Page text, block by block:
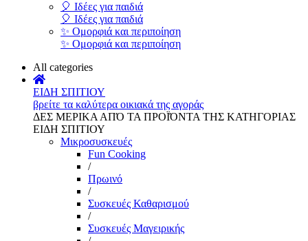
🎈 Ιδέες για παιδιά
🎈 Ιδέες για παιδιά
✨ Ομορφιά και περιποίηση
✨ Ομορφιά και περιποίηση
All categories
ΕΙΔΗ ΣΠΙΤΙΟΥ
βρείτε τα καλύτερα οικιακά της αγοράς
ΔΕΣ ΜΕΡΙΚΑ ΑΠΌ ΤΑ ΠΡΟΪΌΝΤΑ ΤΗΣ ΚΑΤΗΓΟΡΙΑΣ
ΕΙΔΗ ΣΠΙΤΙΟΥ
Μικροσυσκευές
Fun Cooking
/
Πρωινό
/
Συσκευές Καθαρισμού
/
Συσκευές Μαγειρικής